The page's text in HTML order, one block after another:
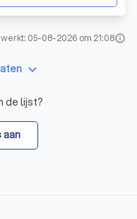
05-08-2026 om 21:08info
keyboard_arrow_down
de lijst?
aan